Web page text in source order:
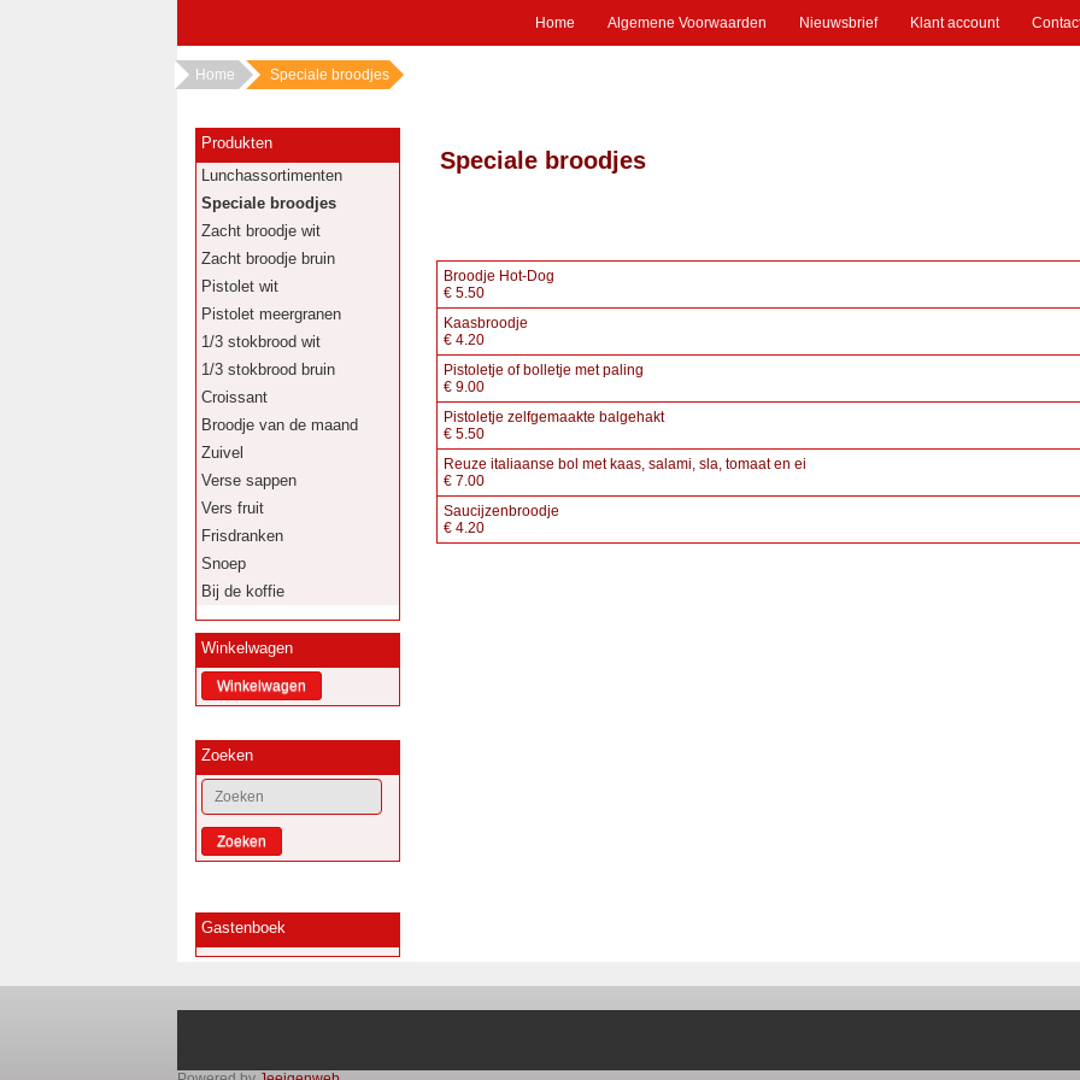
Home Algemene Voorwaarden Nieuwsbrief Klant account
Home Speciale broodjes
Produkten
Lunchassortimenten
Speciale broodjes
Zacht broodje wit
Zacht broodje bruin
Pistolet wit
Pistolet meergranen
1/3 stokbrood wit
1/3 stokbrood bruin
Croissant
Broodje van de maand
Zuivel
Verse sappen
Vers fruit
Frisdranken
Snoep
Bij de koffie
Winkelwagen
Zoeken
Zoeken
Gastenboek
Speciale broodjes
Broodje Hot-Dog
€ 5.50
Kaasbroodje
€ 4.20
Pistoletje of bolletje met paling
€ 9.00
Pistoletje zelfgemaakte balgehakt
€ 5.50
Reuze italiaanse bol met kaas, salami, sla, tomaat en ei
€ 7.00
Saucijzenbroodje
€ 4.20